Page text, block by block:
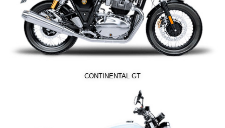
CONTINENTAL GT